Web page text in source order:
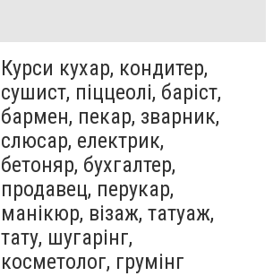
Курси кухар, кондитер,
сушист, піццеолі, баріст,
бармен, пекар, зварник,
слюсар, електрик,
бетоняр, бухгалтер,
продавец, перукар,
манікюр, візаж, татуаж,
тату, шугарінг,
косметолог, грумінг